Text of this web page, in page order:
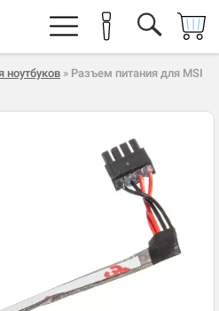
ноутбуков » Разъем питания для MSI